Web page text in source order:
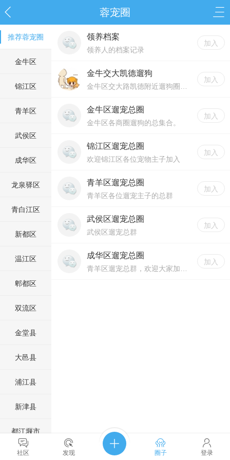
蓉宠圈
推荐蓉宠圈
金牛区
锦江区
青羊区
武侯区
成华区
龙泉驿区
青白江区
新都区
温江区
郫都区
双流区
金堂县
大邑县
浦江县
新津县
都江堰市
彭州市
领养档案
领养人的档案记录
加入
金牛交大凯德遛狗
加入
金牛区遛宠总圈
金牛区各商圈遛狗的总集合。
加入
锦江区遛宠总圈
欢迎锦江区各位宠物主子加入
加入
青羊区遛宠总圈
青羊区各位遛宠主子的总群
加入
武侯区遛宠总圈
武侯区遛宠总群
加入
成华区遛宠总圈
加入
社区 发现 圈子 登录